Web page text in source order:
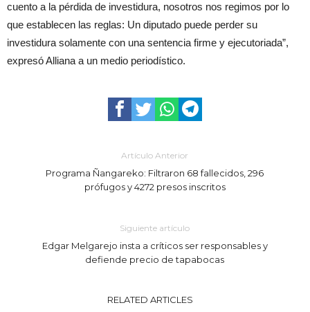
cuento a la pérdida de investidura, nosotros nos regimos por lo
que establecen las reglas: Un diputado puede perder su
investidura solamente con una sentencia firme y ejecutoriada”,
expresó Alliana a un medio periodístico.
Artículo Anterior
Programa Ñangareko: Filtraron 68 fallecidos, 296
prófugos y 4272 presos inscritos
Siguiente artículo
Edgar Melgarejo insta a críticos ser responsables y
defiende precio de tapabocas
RELATED ARTICLES